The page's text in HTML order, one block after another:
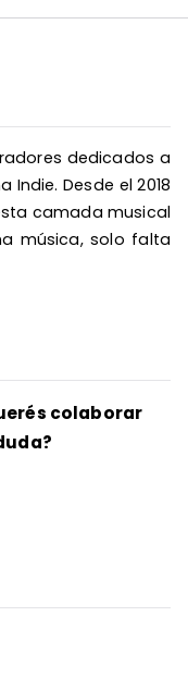
dedicados a
Desde el 2018
camada musical
música, solo falta
colaborar